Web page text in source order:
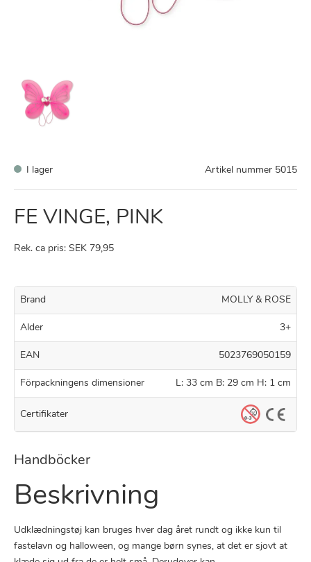
I lager Artikel nummer 5015
FE VINGE, PINK
Rek. ca pris: SEK 79,95
Brand MOLLY & ROSE
Alder 3+
EAN 5023769050159
Förpackningens dimensioner L: 33 cm B: 29 cm H: 1 cm
Certifikater
Handböcker
Beskrivning
Udklædningstøj kan bruges hver dag året rundt og ikke kun til
fastelavn og halloween, og mange børn synes, at det er sjovt at